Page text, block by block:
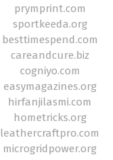
prymprint.com
sportkeeda.org
besttimespend.com
careandcure.biz
cogniyo.com
easymagazines.org
hirfanjilasmi.com
hometricks.org
leathercraftpro.com
microgridpower.org